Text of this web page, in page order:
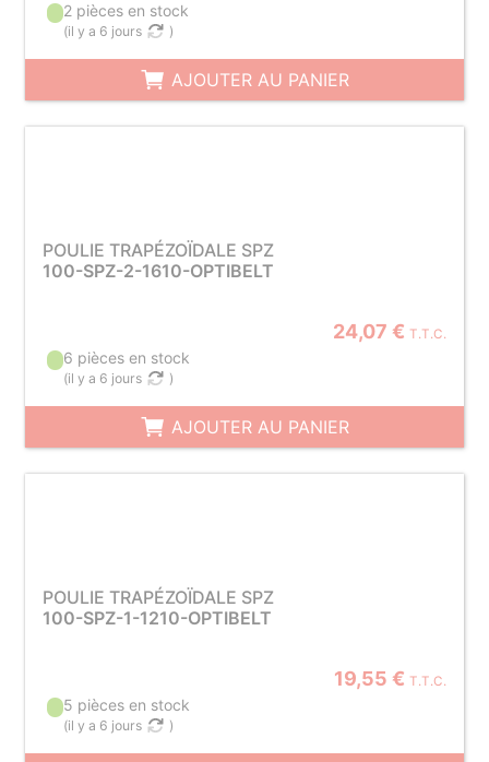
2 pièces en stock
(il y a 6 jours )
AJOUTER AU PANIER
POULIE TRAPÉZOÏDALE SPZ
100-SPZ-2-1610-OPTIBELT
24,07 € T.T.C.
6 pièces en stock
(il y a 6 jours )
AJOUTER AU PANIER
POULIE TRAPÉZOÏDALE SPZ
100-SPZ-1-1210-OPTIBELT
19,55 € T.T.C.
5 pièces en stock
(il y a 6 jours )